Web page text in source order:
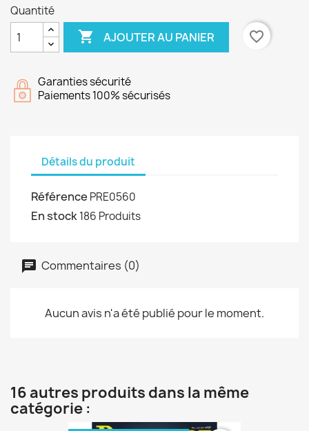
Quantité
 AJOUTER AU PANIER favorite_border
Garanties sécurité
Paiements 100% sécurisés
Détails du produit
Référence PRE0560
En stock186 Produits
Commentaires (0)
Aucun avis n'a été publié pour le moment.
16 autres produits dans la même
catégorie :